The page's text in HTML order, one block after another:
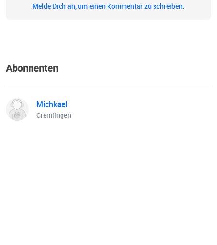
Melde Dich an, um einen Kommentar zu schreiben.
Abonnenten
Michkael
Cremlingen